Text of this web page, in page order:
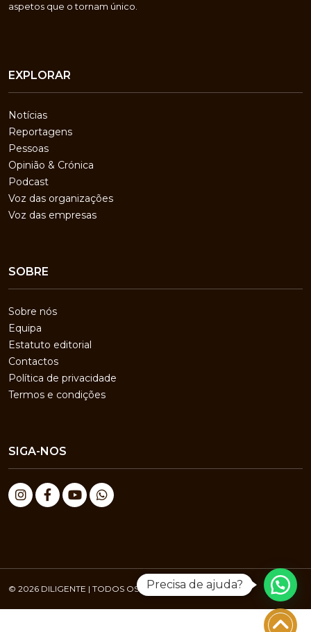
aspetos que o tornam único.
EXPLORAR
Notícias
Reportagens
Pessoas
Opinião & Crónica
Podcast
Voz das organizações
Voz das empresas
SOBRE
Sobre nós
Equipa
Estatuto editorial
Contactos
Política de privacidade
Termos e condições
SIGA-NOS
© 2026 DILIGENTE | TODOS OS DIREITOS RESERVADOS
Precisa de ajuda?